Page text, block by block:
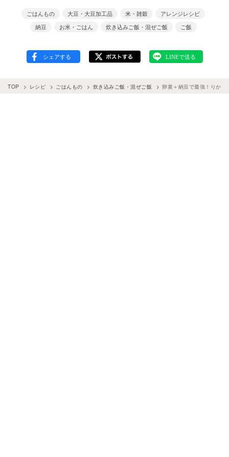
ごはんもの 大豆・大豆加工品 米・雑穀
アレンジレシピ
納豆
お米・ごはん 炊き込みご飯・混ぜご飯 ご飯
TOP レシピ ごはんもの 炊き込みご飯・混ぜご飯 卵黄＋納豆で最強！りか